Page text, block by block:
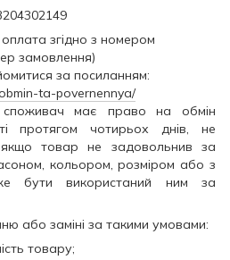
згідно з номером
замовлення)
за посиланням:
ta-povernennya/
споживач має право на обмін
протягом чотирьох днів, не
товар не задовольнив за
кольором, розміром або з
бути використаний ним за
або заміні за такими умовами:
товару;